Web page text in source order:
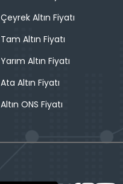
Çeyrek Altın Fiyatı
Tam Altın Fiyatı
Yarım Altın Fiyatı
Ata Altın Fiyatı
Altın ONS Fiyatı